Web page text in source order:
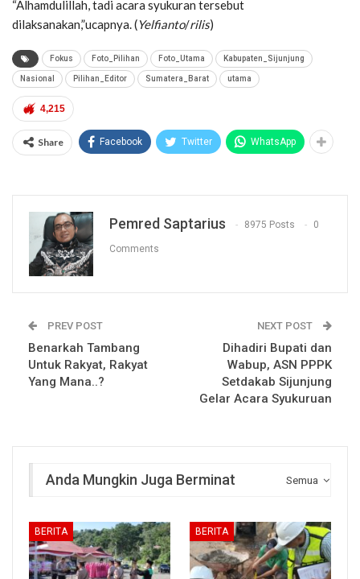
“Alhamdulillah, tadi acara syukuran tersebut
dilaksanakan,”ucapnya. (Yelfianto/rilis)
Fokus Foto_Pilihan Foto_Utama Kabupaten_Sijunjung
Nasional Pilihan_Editor Sumatera_Barat utama
4,215
Share Facebook Twitter WhatsApp
Pemred Saptarius 8975 Posts 0
Comments
PREV POST
Benarkah Tambang
Untuk Rakyat, Rakyat
Yang Mana..?
NEXT POST
Dihadiri Bupati dan
Wabup, ASN PPPK
Setdakab Sijunjung
Gelar Acara Syukuruan
Semua
Anda Mungkin Juga Berminat
BERITA BERITA